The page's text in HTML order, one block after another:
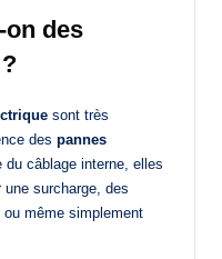
des
sont très
des pannes
du câblage interne, elles
surcharge, des
même simplement